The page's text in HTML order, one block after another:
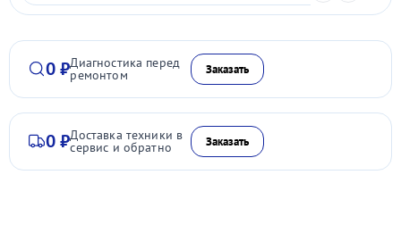
0 ₽Диагностика перед
ремонтом Заказать
0 ₽Доставка техники в
сервис и обратно Заказать